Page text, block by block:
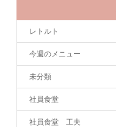
レトルト
今週のメニュー
未分類
社員食堂
社員食堂 工夫